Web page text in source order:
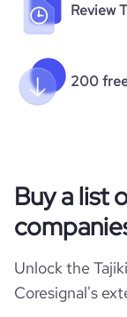
Review
200
Buy a list
Unlock the
Coresignal's